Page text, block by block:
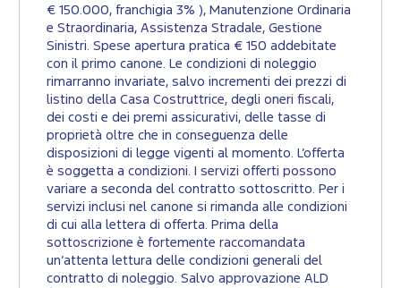
€ 150.000, franchigia 3% ), Manutenzione Ordinaria
e Straordinaria, Assistenza Stradale, Gestione
Sinistri. Spese apertura pratica € 150 addebitate
con il primo canone. Le condizioni di noleggio
rimarranno invariate, salvo incrementi dei prezzi di
listino della Casa Costruttrice, degli oneri fiscali,
dei costi e dei premi assicurativi, delle tasse di
proprietà oltre che in conseguenza delle
disposizioni di legge vigenti al momento. L’offerta
è soggetta a condizioni. I servizi offerti possono
variare a seconda del contratto sottoscritto. Per i
servizi inclusi nel canone si rimanda alle condizioni
di cui alla lettera di offerta. Prima della
sottoscrizione è fortemente raccomandata
un’attenta lettura delle condizioni generali del
contratto di noleggio. Salvo approvazione ALD